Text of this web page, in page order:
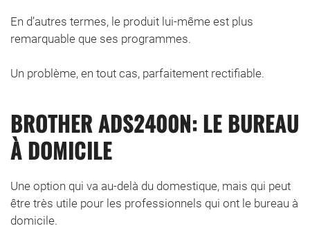
En d’autres termes, le produit lui-même est plus
remarquable que ses programmes.
Un problème, en tout cas, parfaitement rectifiable.
BROTHER ADS2400N: LE BUREAU
À DOMICILE
Une option qui va au-delà du domestique, mais qui peut
être très utile pour les professionnels qui ont le bureau à
domicile.